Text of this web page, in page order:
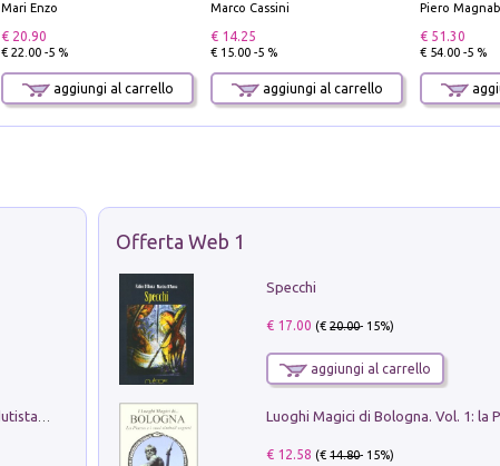
Mari Enzo
€ 20.90
€ 22.00 -5 %
aggiungi al carrello
Marco Cassini
€ 14.25
€ 15.00 -5 %
aggiungi al carrello
Piero Magnabosco;
€ 51.30
€ 54.00 -5 %
Pietro Bellotti Detto Canaletty. Un Vedutista Veneziano nella Francia dell'Ancien Régime
Offerta Web 1
Specchi
€ 17.00 (€20.00- 15%)
aggiungi al carrello
€ 12.58 (€14.80- 15%)